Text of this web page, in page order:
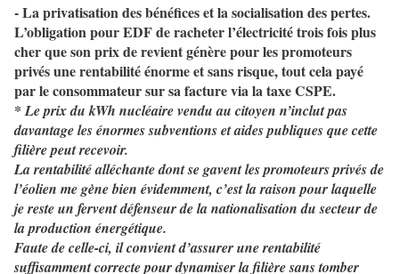
- La privatisation des bénéfices et la socialisation des pertes.
L’obligation pour EDF de racheter l’électricité trois fois plus
cher que son prix de revient génère pour les promoteurs
privés une rentabilité énorme et sans risque, tout cela payé
par le consommateur sur sa facture via la taxe CSPE.
* Le prix du kWh nucléaire vendu au citoyen n’inclut pas
davantage les énormes subventions et aides publiques que cette
filière peut recevoir.
La rentabilité alléchante dont se gavent les promoteurs privés de
l’éolien me gène bien évidemment, c’est la raison pour laquelle
je reste un fervent défenseur de la nationalisation du secteur de
la production énergétique.
Faute de celle-ci, il convient d’assurer une rentabilité
suffisamment correcte pour dynamiser la filière sans tomber